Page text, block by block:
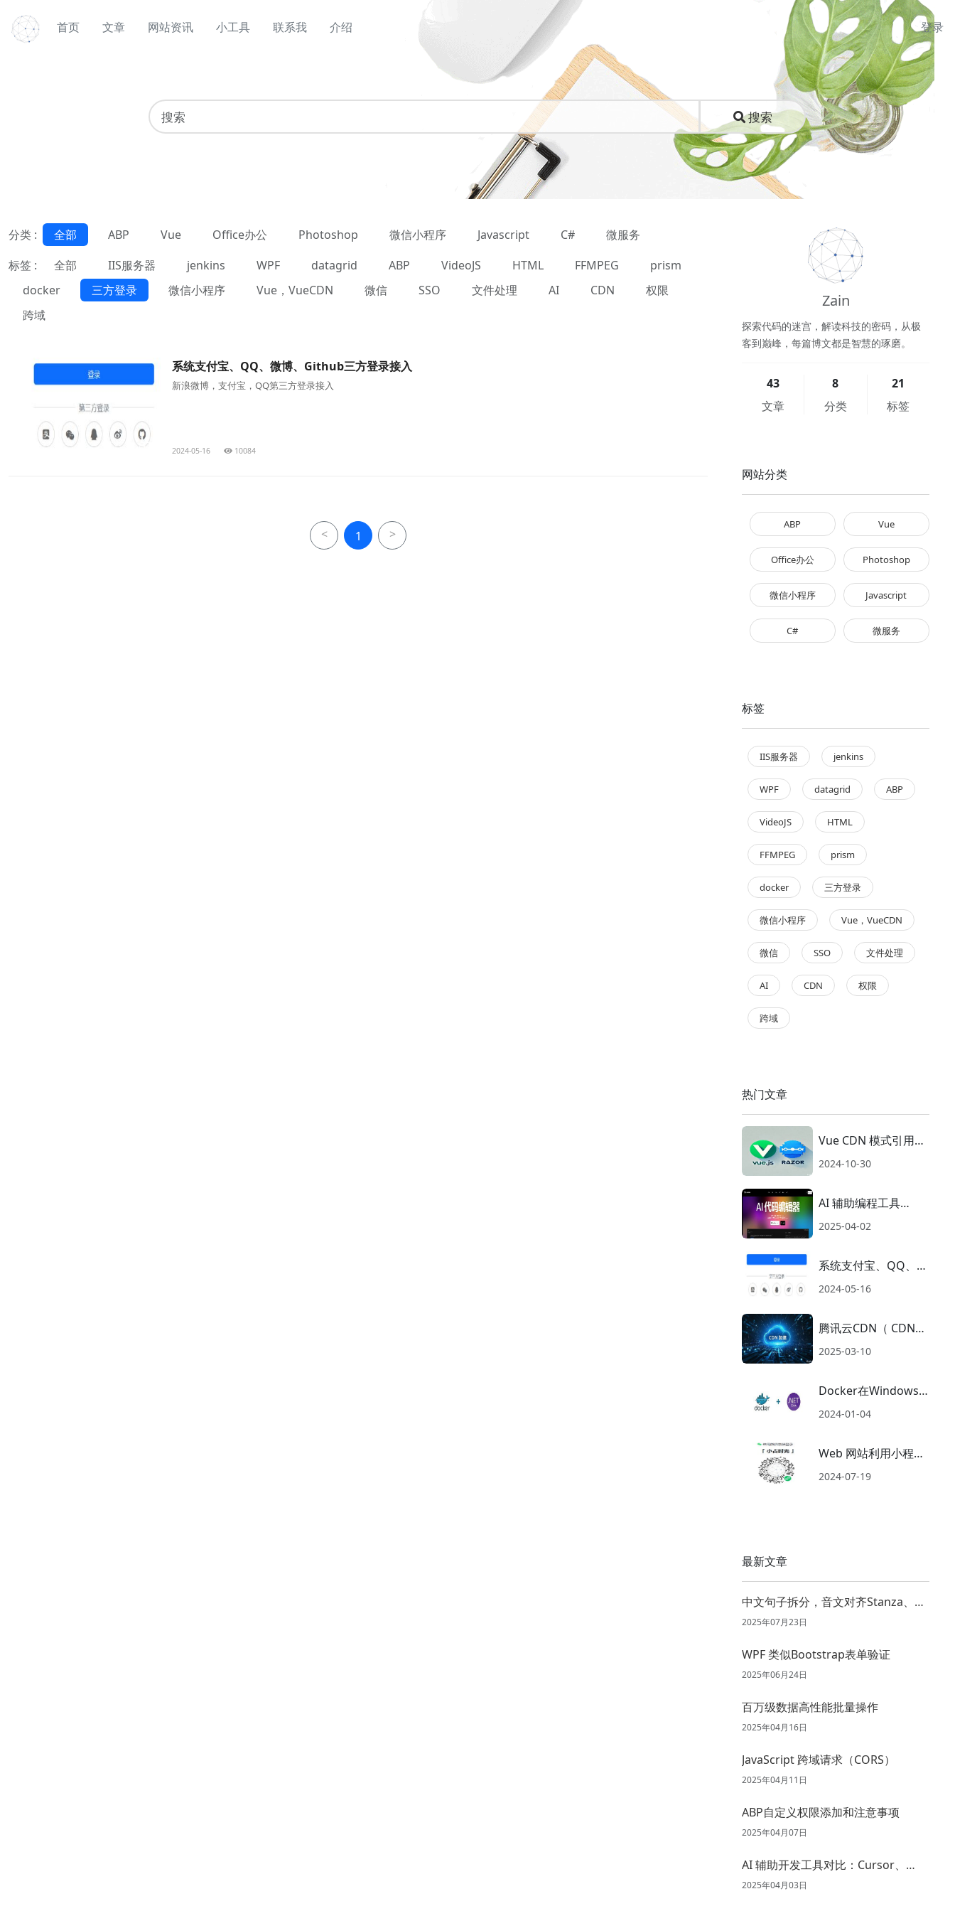
首页 文章 网站资讯 小工具 联系我 介绍 登录
搜索
分类 : 全部 ABP Vue Office办公 Photoshop 微信小程序 Javascript C#
微服务
标签 :
全部 IIS服务器 jenkins WPF datagrid ABP VideoJS HTML FFMPEG
prism
docker
三方登录 微信小程序 Vue，VueCDN 微信 SSO 文件处理 AI CDN
权限
跨域
系统支付宝、QQ、微博、Github三方登录接入
新浪微博，支付宝，QQ第三方登录接入
2024-05-16 10084
< 1 >
Zain
探索代码的迷宫，解读科技的密码，从极
客到巅峰，每篇博文都是智慧的琢磨。
43
文章
8
分类
21
标签
网站分类
ABP Vue
Office办公 Photoshop
微信小程序 Javascript
C# 微服务
标签
IIS服务器 jenkins
WPF datagrid ABP
VideoJS HTML
FFMPEG prism
docker 三方登录
微信小程序 Vue，VueCDN
微信 SSO 文件处理
AI CDN 权限
跨域
热门文章
Vue CDN 模式引用到
razor模板附加JS常用
2024-10-30
AI 辅助编程工具
Cursor的使用
2025-04-02
系统支付宝、QQ、微
博、Github三方登录
2024-05-16
腾讯云CDN（ CDN—
EdgeOne）使用
2025-03-10
Docker在Windows
环境发布.net core项
2024-01-04
Web 网站利用小程序
扫码登录
2024-07-19
最新文章
中文句子拆分，音文对齐Stanza、
Spacy、Jieba 、Aeneas 试用
2025年07月23日
WPF 类似Bootstrap表单验证
2025年06月24日
百万级数据高性能批量操作
2025年04月16日
JavaScript 跨域请求（CORS）
2025年04月11日
ABP自定义权限添加和注意事项
2025年04月07日
AI 辅助开发工具对比：Cursor、
GitHub Copilot、通义灵码、Trae
2025年04月03日